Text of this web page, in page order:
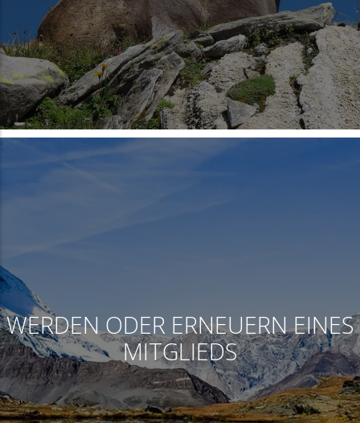
WERDEN ODER ERNEUERN EINES
MITGLIEDS